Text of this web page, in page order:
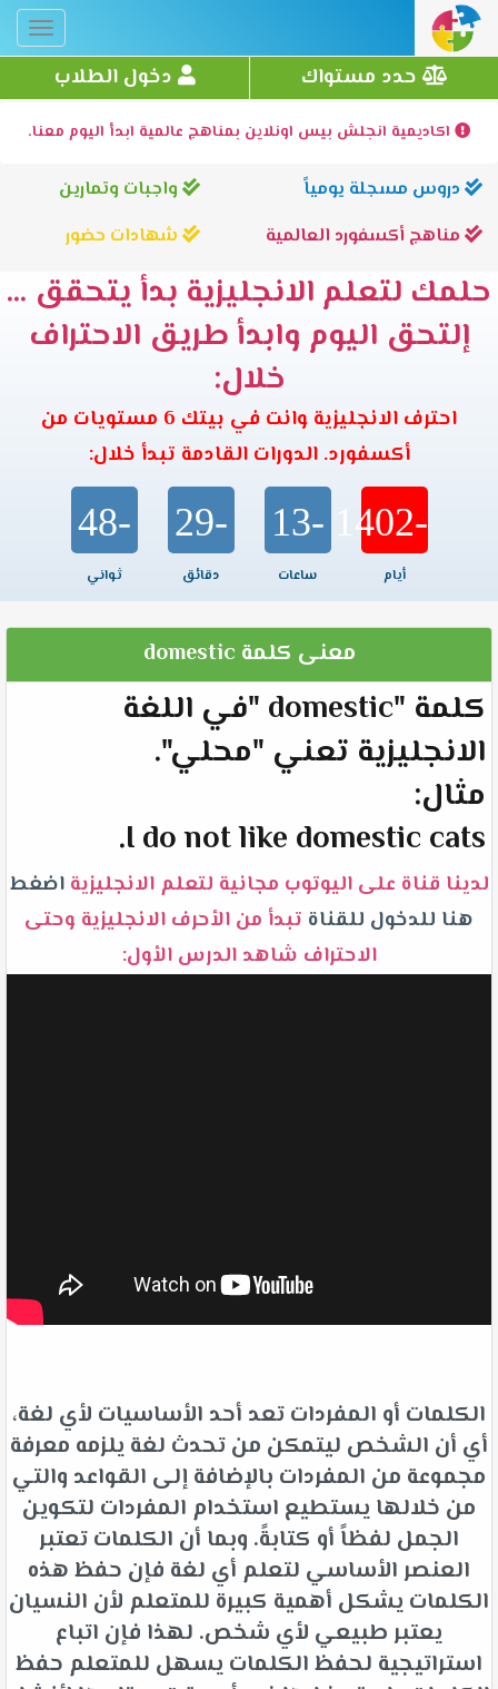
حدد مستواك دخول الطلاب
اكاديمية انجلش بيس اونلاين بمناهج عالمية ابدأ اليوم معنا.
دروس مسجلة يومياً
واجبات وتمارين
مناهج أكسفورد العالمية
شهادات حضور
حلمك لتعلم الانجليزية بدأ يتحقق ...
إلتحق اليوم وابدأ طريق الاحتراف
خلال:
احترف الانجليزية وانت في بيتك 6 مستويات من
أكسفورد. الدورات القادمة تبدأ خلال:
-1402
أيام
-13
ساعات
-29
دقائق
-48
ثواني
معنى كلمة domestic
كلمة "domestic "في اللغة
الانجليزية تعني "محلي".
مثال:
I do not like domestic cats.
لدينا قناة على اليوتوب مجانية لتعلم الانجليزية اضغط
هنا للدخول للقناةتبدأ من الأحرف الانجليزية وحتى
الاحتراف شاهد الدرس الأول:
الكلمات أو المفردات تعد أحد الأساسيات لأي لغة،
أي أن الشخص ليتمكن من تحدث لغة يلزمه معرفة
مجموعة من المفردات بالإضافة إلى القواعد والتي
من خلالها يستطيع استخدام المفردات لتكوين
الجمل لفظاً أو كتابةً. وبما أن الكلمات تعتبر
العنصر الأساسي لتعلم أي لغة فإن حفظ هذه
الكلمات يشكل أهمية كبيرة للمتعلم لأن النسيان
يعتبر طبيعي لأي شخص. لهذا فإن اتباع
استراتيجية لحفظ الكلمات يسهل للمتعلم حفظ